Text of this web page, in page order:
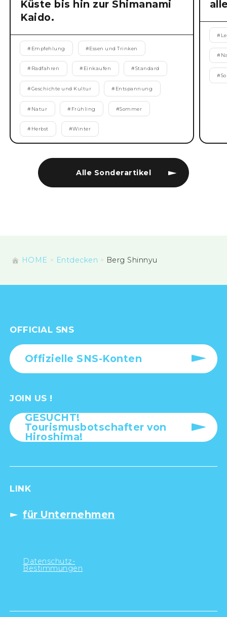
Alle Sonderartikel
Küste bis hin zur Shimanami
Kaido.
# Empfehlung #Essen und Trinken
# Radfahren # Einkaufen #Standard
#Geschichte und Kultur # Entspannung
# Natur # Frühling #Sommer
# Herbst #Winter
#
#
#
HOME Entdecken Berg Shinnyu
OFFICIAL SNS
Offizielle SNS-Konten
JOIN US !
GESUCHT!
Tourismusbotschafter von
Hiroshima!
LINK
für Unternehmen
Datenschutz-
Bestimmungen